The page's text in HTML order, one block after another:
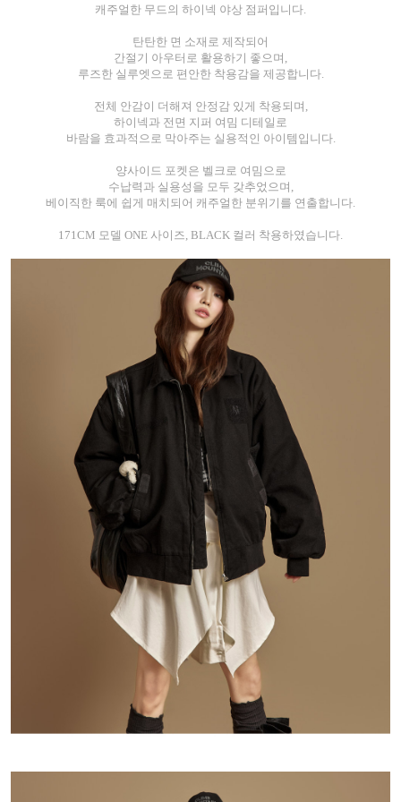
캐주얼한 무드의 하이넥 야상 점퍼입니다.
탄탄한 면 소재로 제작되어
간절기 아우터로 활용하기 좋으며,
루즈한 실루엣으로 편안한 착용감을 제공합니다.
전체 안감이 더해져 안정감 있게 착용되며,
하이넥과 전면 지퍼 여밈 디테일로
바람을 효과적으로 막아주는 실용적인 아이템입니다.
양사이드 포켓은 벨크로 여밈으로
수납력과 실용성을 모두 갖추었으며,
베이직한 룩에 쉽게 매치되어 캐주얼한 분위기를 연출합니다.
171CM 모델 ONE 사이즈, BLACK 컬러 착용하였습니다.